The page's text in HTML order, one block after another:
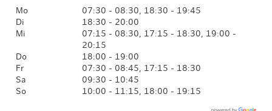
Mo
07:30 - 08:30, 18:30 - 19:45
Di
18:30 - 20:00
Mi
07:15 - 08:30, 17:15 - 18:30, 19:00 -
20:15
Do
18:00 - 19:00
Fr
07:30 - 08:45, 17:15 - 18:30
Sa
09:30 - 10:45
So
10:00 - 11:15, 18:00 - 19:15